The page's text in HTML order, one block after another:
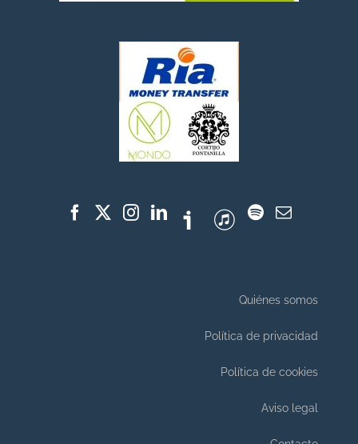
Quiénes somos
Política de privacidad
Política de cookies
Aviso legal